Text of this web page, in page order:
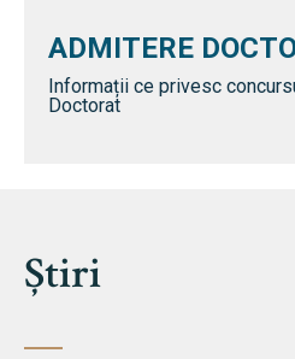
ADMITERE
Informații ce privesc
Doctorat
Știri